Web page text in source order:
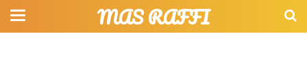
MAS RAFFI